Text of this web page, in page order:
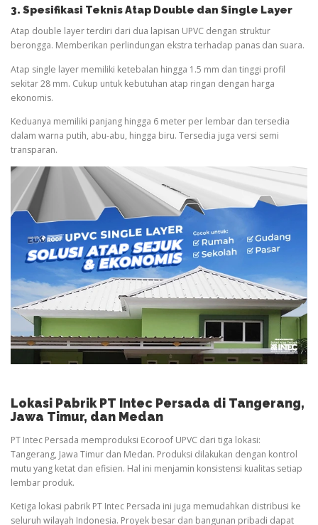
3. Spesifikasi Teknis Atap Double dan Single Layer
Atap double layer terdiri dari dua lapisan UPVC dengan struktur
berongga. Memberikan perlindungan ekstra terhadap panas dan suara.
Atap single layer memiliki ketebalan hingga 1.5 mm dan tinggi profil
sekitar 28 mm. Cukup untuk kebutuhan atap ringan dengan harga
ekonomis.
Keduanya memiliki panjang hingga 6 meter per lembar dan tersedia
dalam warna putih, abu-abu, hingga biru. Tersedia juga versi semi
transparan.
Lokasi Pabrik PT Intec Persada di Tangerang,
Jawa Timur, dan Medan
PT Intec Persada memproduksi Ecoroof UPVC dari tiga lokasi:
Tangerang, Jawa Timur dan Medan. Produksi dilakukan dengan kontrol
mutu yang ketat dan efisien. Hal ini menjamin konsistensi kualitas setiap
lembar produk.
Ketiga lokasi pabrik PT Intec Persada ini juga memudahkan distribusi ke
seluruh wilayah Indonesia. Proyek besar dan bangunan pribadi dapat